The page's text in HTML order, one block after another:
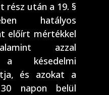
rész után a 19. §
hatályos
előírt mértékkel
azzal
a késedelmi
és azokat a
napon belül